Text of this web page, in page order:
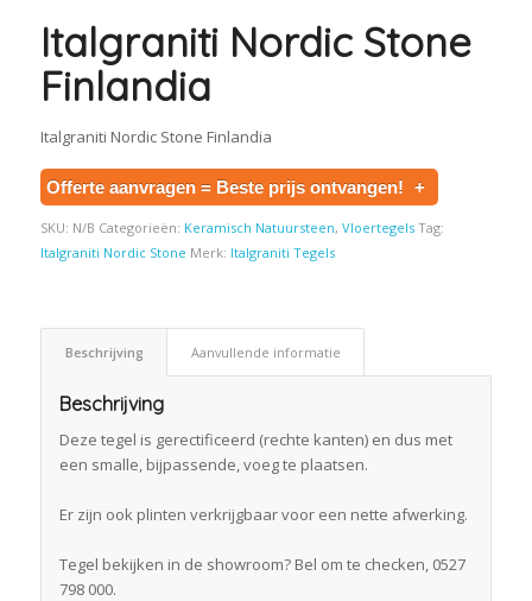
Italgraniti Nordic Stone
Finlandia
Italgraniti Nordic Stone Finlandia
Offerte aanvragen = Beste prijs ontvangen! +
SKU: N/B Categorieën: Keramisch Natuursteen, Vloertegels Tag:
Italgraniti Nordic Stone Merk: Italgraniti Tegels
Beschrijving Aanvullende informatie
Beschrijving
Deze tegel is gerectificeerd (rechte kanten) en dus met
een smalle, bijpassende, voeg te plaatsen.
Er zijn ook plinten verkrijgbaar voor een nette afwerking.
Tegel bekijken in de showroom? Bel om te checken, 0527
798 000.